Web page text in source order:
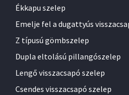
Ékkapu szelep
Emelje fel a dugattyús
Z típusú gömbszelep
Dupla eltolású pillangószelep
Lengő visszacsapó szelep
Csendes visszacsapó szelep